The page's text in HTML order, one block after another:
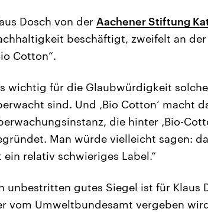
Dosch von der Aachener Stiftung
beschäftigt, zweifelt an
Cotton“.
wichtig für die Glaubwürdigkeit
sind. Und ‚Bio Cotton‘ macht
die hinter ‚Bio-
Man würde vielleicht sagen:
ein relativ schwieriges Label.“
unbestritten gutes Siegel ist für Klaus
vom Umweltbundesamt vergeben